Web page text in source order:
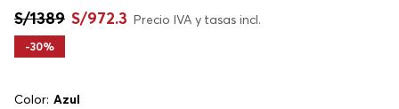
S/1389 S/972.3 Precio IVA y tasas incl.
-30%
Color: Azul